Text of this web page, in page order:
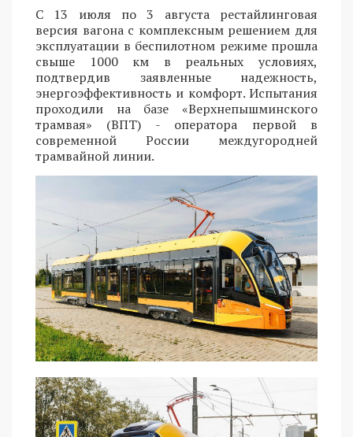
С 13 июля по 3 августа рестайлинговая
версия вагона с комплексным решением для
эксплуатации в беспилотном режиме прошла
свыше 1000 км в реальных условиях,
подтвердив заявленные надежность,
энергоэффективность и комфорт. Испытания
проходили на базе «Верхнепышминского
трамвая» (ВПТ) - оператора первой в
современной России междугородней
трамвайной линии.